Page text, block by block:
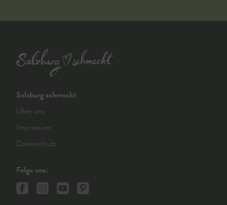
Salzburg schmeckt
Über uns
Impressum
Datenschutz
Folge uns: